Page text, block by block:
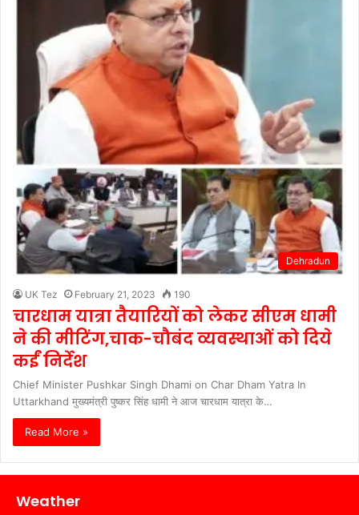
Dehradun
UK Tez February 21, 2023 190
चारधाम यात्रा तैयारियों को लेकर सीएम धामी
ने की मीटिंग,चाक-चौबंद व्यवस्थाओं को दिये
कईं निर्देश
Chief Minister Pushkar Singh Dhami on Char Dham Yatra In
Uttarkhand मुख्यमंत्री पुष्कर सिंह धामी ने आज चारधाम यात्रा के…
Read More »
Weather